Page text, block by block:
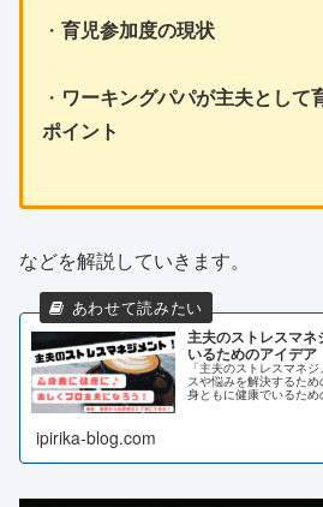
・ 育児参加度の現状
・ ワーキングパパが主夫として
ポイント
などを解説していきます。
主夫のストレスマ
いるためのアイデア
「主夫のストレスマネ
スや悩みを解決するた
身ともに健康でいるた
ipirika-blog.com